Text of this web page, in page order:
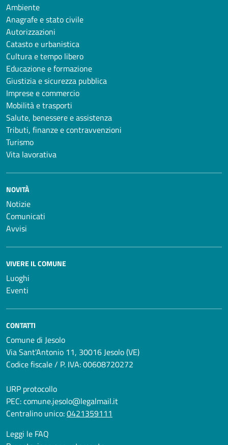
Ambiente
Anagrafe e stato civile
Autorizzazioni
Catasto e urbanistica
Cultura e tempo libero
Educazione e formazione
Giustizia e sicurezza pubblica
Imprese e commercio
Mobilità e trasporti
Salute, benessere e assistenza
Tributi, finanze e contravvenzioni
Turismo
Vita lavorativa
NOVITÀ
Notizie
Comunicati
Avvisi
VIVERE IL COMUNE
Luoghi
Eventi
CONTATTI
Comune di Jesolo
Via Sant'Antonio 11, 30016 Jesolo (VE)
Codice fiscale / P. IVA: 00608720272
URP protocollo
PEC:comune.jesolo@legalmail.it
Centralino unico:0421359111
Leggi le FAQ